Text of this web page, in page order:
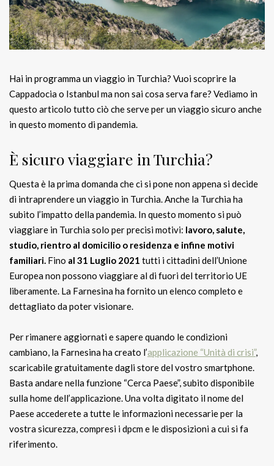
Hai in programma un viaggio in Turchia? Vuoi scoprire la
Cappadocia o Istanbul ma non sai cosa serva fare? Vediamo in
questo articolo tutto ciò che serve per un viaggio sicuro anche
in questo momento di pandemia.
È sicuro viaggiare in Turchia?
Questa è la prima domanda che ci si pone non appena si decide
di intraprendere un viaggio in Turchia. Anche la Turchia ha
subito l’impatto della pandemia. In questo momento si può
viaggiare in Turchia solo per precisi motivi: lavoro, salute,
studio, rientro al domicilio o residenza e infine motivi
familiari. Fino al 31 Luglio 2021 tutti i cittadini dell’Unione
Europea non possono viaggiare al di fuori del territorio UE
liberamente. La Farnesina ha fornito un elenco completo e
dettagliato da poter visionare.
Per rimanere aggiornati e sapere quando le condizioni
cambiano, la Farnesina ha creato l’applicazione “Unità di crisi”,
scaricabile gratuitamente dagli store del vostro smartphone.
Basta andare nella funzione “Cerca Paese”, subito disponibile
sulla home dell’applicazione. Una volta digitato il nome del
Paese accederete a tutte le informazioni necessarie per la
vostra sicurezza, compresi i dpcm e le disposizioni a cui si fa
riferimento.